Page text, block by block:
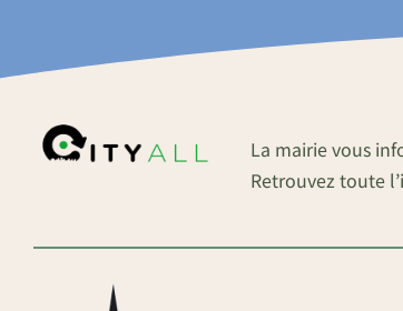
La mairie vous
Retrouvez toute